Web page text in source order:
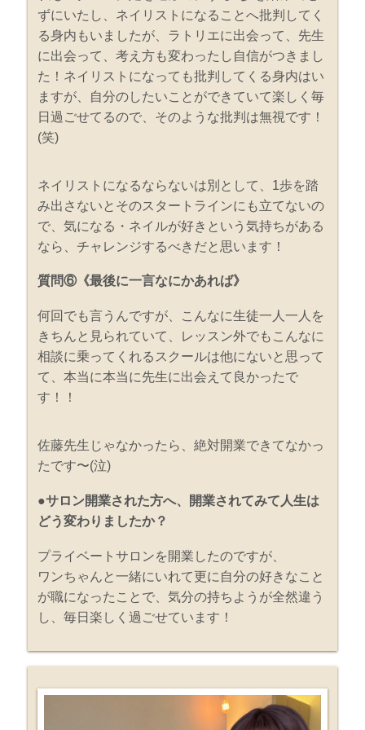
ずにいたし、ネイリストになることへ批判してく
る身内もいましたが、ラトリエに出会って、先生
に出会って、考え方も変わったし自信がつきまし
た！ネイリストになっても批判してくる身内はい
ますが、自分のしたいことができていて楽しく毎
日過ごせてるので、そのような批判は無視です！
(笑)
ネイリストになるならないは別として、1歩を踏
み出さないとそのスタートラインにも立てないの
で、気になる・ネイルが好きという気持ちがある
なら、チャレンジするべきだと思います！
質問⑥《最後に一言なにかあれば》
何回でも言うんですが、こんなに生徒一人一人を
きちんと見られていて、レッスン外でもこんなに
相談に乗ってくれるスクールは他にないと思って
て、本当に本当に先生に出会えて良かったで
す！！
佐藤先生じゃなかったら、絶対開業できてなかっ
たです〜(泣)
●サロン開業された方へ、開業されてみて人生は
どう変わりましたか？
プライベートサロンを開業したのですが、
ワンちゃんと一緒にいれて更に自分の好きなこと
が職になったことで、気分の持ちようが全然違う
し、毎日楽しく過ごせています！